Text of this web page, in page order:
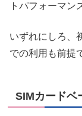
トパフォーマン
いずれにしろ、
での利用も前提
SIMカードベ